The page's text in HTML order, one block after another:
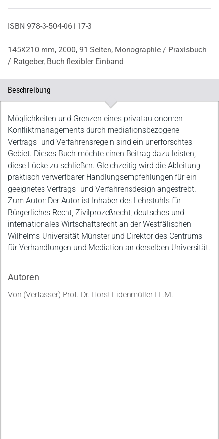
ISBN 978-3-504-06117-3
145X210 mm, 2000, 91 Seiten, Monographie / Praxisbuch
/ Ratgeber, Buch flexibler Einband
Beschreibung
Beschreibung
Möglichkeiten und Grenzen eines privatautonomen
Konfliktmanagements durch mediationsbezogene
Vertrags- und Verfahrensregeln sind ein unerforschtes
Gebiet. Dieses Buch möchte einen Beitrag dazu leisten,
diese Lücke zu schließen. Gleichzeitig wird die Ableitung
praktisch verwertbarer Handlungsempfehlungen für ein
geeignetes Vertrags- und Verfahrensdesign angestrebt.
Zum Autor: Der Autor ist Inhaber des Lehrstuhls für
Bürgerliches Recht, Zivilprozeßrecht, deutsches und
internationales Wirtschaftsrecht an der Westfälischen
Wilhelms-Universität Münster und Direktor des Centrums
für Verhandlungen und Mediation an derselben Universität.
Autoren
Von (Verfasser) Prof. Dr. Horst Eidenmüller LL.M.